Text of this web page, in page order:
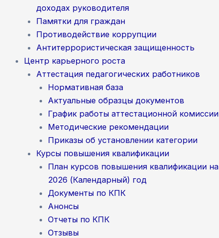
доходах руководителя
Памятки для граждан
Противодействие коррупции
Антитеррористическая защищенность
Центр карьерного роста
Аттестация педагогических работников
Нормативная база
Актуальные образцы документов
График работы аттестационной комиссии
Методические рекомендации
Приказы об установлении категории
Курсы повышения квалификации
План курсов повышения квалификации на
2026 (Календарный) год
Документы по КПК
Анонсы
Отчеты по КПК
Отзывы